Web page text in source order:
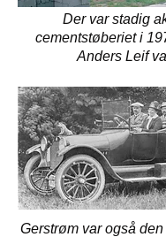
Der var stadig
cementstøberiet i
Anders Leif
Gerstrøm var også